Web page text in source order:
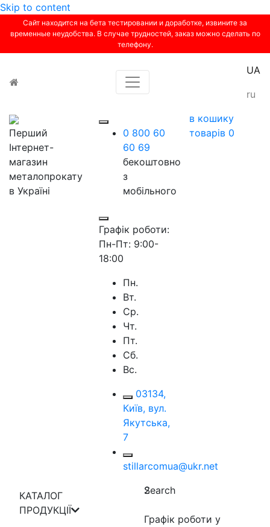
Skip to content
Сайт находится на бета тестировании и доработке, извините за
временные неудобства. В случае трудностей, заказ можно сделать по
телефону.
Toggle navigation
UA
ru
Перший
Інтернет-
магазин
металопрокату
в Україні
0 800 60
60 69
бекоштовно
з
мобільного
Графік роботи:
Пн-Пт: 9:00-
18:00
Пн.
Вт.
Ср.
Чт.
Пт.
Сб.
Вс.
03134,
Київ, вул.
Якутська,
7
stillarcomua@ukr.net
в кошику
товарів 0
КАТАЛОГ
ПРОДУКЦІЇ
Search
2
Графік роботи у